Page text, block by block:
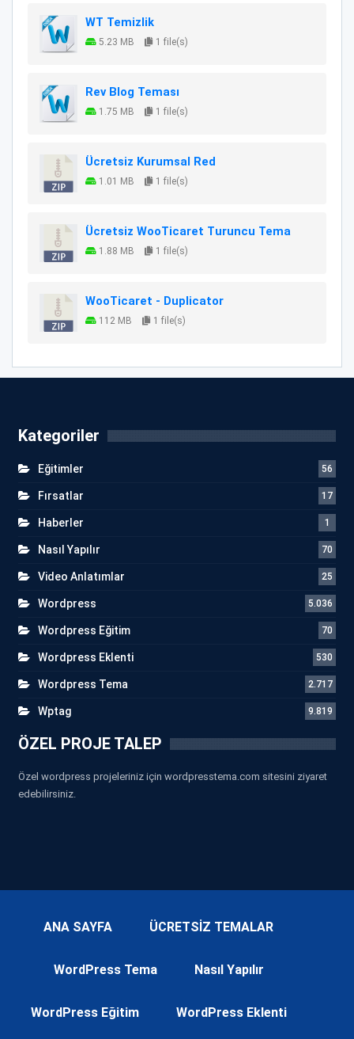
WT Temizlik
5.23 MB 1 file(s)
Rev Blog Teması
1.75 MB 1 file(s)
Ücretsiz Kurumsal Red
1.01 MB 1 file(s)
Ücretsiz WooTicaret Turuncu Tema
1.88 MB 1 file(s)
WooTicaret - Duplicator
112 MB 1 file(s)
Kategoriler
Eğitimler 56
Fırsatlar 17
Haberler 1
Nasıl Yapılır 70
Video Anlatımlar 25
Wordpress 5.036
Wordpress Eğitim 70
Wordpress Eklenti 530
Wordpress Tema 2.717
Wptag 9.819
ÖZEL PROJE TALEP
Özel wordpress projeleriniz için wordpresstema.com sitesini ziyaret
edebilirsiniz.
ANA SAYFA ÜCRETSİZ TEMALAR
WordPress Tema Nasıl Yapılır
WordPress Eğitim WordPress Eklenti